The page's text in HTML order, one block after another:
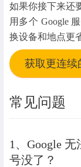
如果你接下来还
用多个 Google
换设备和地点更
获取更连续
常见问题
1、Google
号没了？